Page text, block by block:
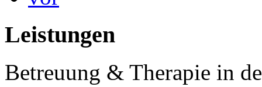
Leistungen
Betreuung & Therapie in